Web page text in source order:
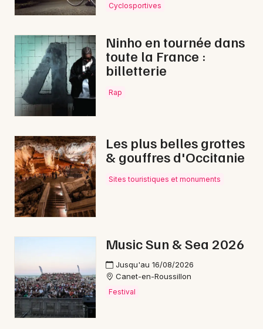
Cyclosportives
Ninho en tournée dans
toute la France :
billetterie
Rap
Les plus belles grottes
& gouffres d'Occitanie
Sites touristiques et monuments
Music Sun & Sea 2026
Jusqu'au 16/08/2026
Canet-en-Roussillon
Festival